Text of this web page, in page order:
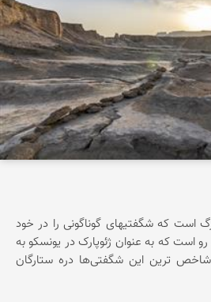
است که شگفتیهای گوناگونی را در خود
است که به عنوان ژئوپارک در یونسکو به
ترین این شگفتی‌ها دره ستارگان